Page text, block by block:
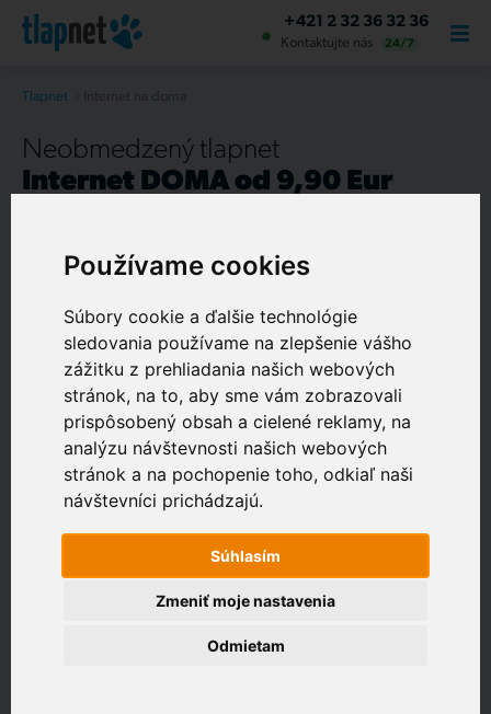
Používame cookies
Súbory cookie a ďalšie technológie
sledovania používame na zlepšenie vášho
zážitku z prehliadania našich webových
stránok, na to, aby sme vám zobrazovali
prispôsobený obsah a cielené reklamy, na
analýzu návštevnosti našich webových
stránok a na pochopenie toho, odkiaľ naši
návštevníci prichádzajú.
Súhlasím
Odmietam
Zmeniť moje nastavenia
+421 2 32 36 32 36
Kontaktujte nás 24/7
Zákaznícky portál
Tlapnet
Neobmedzený tlapnet
Internet DOMA od 9,90 Eur
spoločné zážitky.
Skvelá podpora 24 hodín denne / 365 dní v roku
Rýchla inštalácia u vás
Chytrý televízor s archívom a spätným sledovaním
Zadajte presnú adresu, na ktorú sa chcete pripojiť.
napr. Drevená 574, Bratislava
OVERIŤ DOSTUPNOSŤ